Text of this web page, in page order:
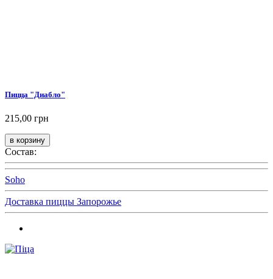
Пицца "Диабло"
215,00 грн
Состав:
Soho
Доставка пиццы Запорожье